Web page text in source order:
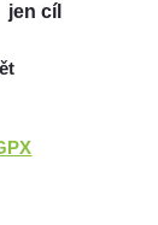
jen cíl